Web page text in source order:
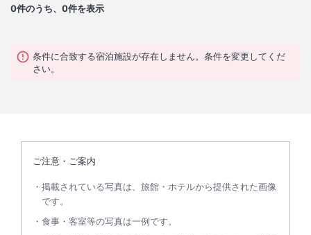
0件のうち、0件を表示
条件に合致する宿泊施設が存在しません。条件を変更してくだ
さい。
ご注意・ご案内
掲載されている写真は、旅館・ホテルから提供された画像
です。
食事・客室等の写真は一例です。